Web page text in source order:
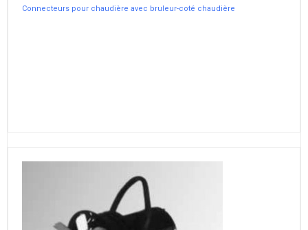
Connecteurs pour chaudière avec bruleur-coté chaudière